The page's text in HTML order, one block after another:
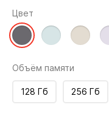
Цвет
Объём памяти
128 Гб 256 Гб